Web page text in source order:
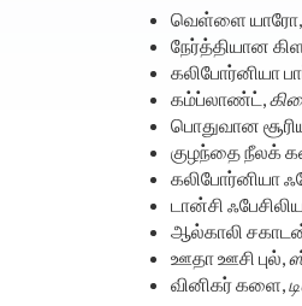
வெள்ளை யாரோ,
நேர்த்தியான
கலிபோர்னியா
கம்ப்லாண்ட்,
பொதுவான
குழந்தை நீலக்
கலிபோர்னியா
டான்சி
ஆல்காலி
ஊதா ஊசி புல்,
வினிகர் களை,